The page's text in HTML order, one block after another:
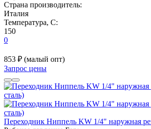
Страна производитель:
Италия
Температура, C:
150
0
853 ₽ (малый опт)
Запрос цены
Переходник Ниппель KW 1/4" наружная